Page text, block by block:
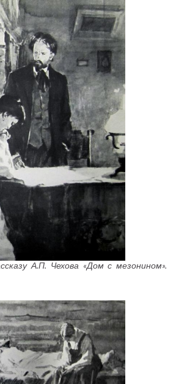
А.П. Чехова «Дом с мезонином».